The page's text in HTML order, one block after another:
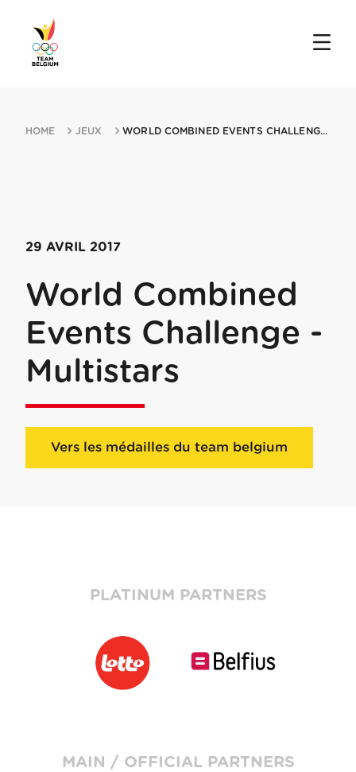
HOME JEUX WORLD COMBINED EVENTS CHALLENGE MIN MULTISTARS 29042017 FLORENCE
29 AVRIL 2017
World Combined
Events Challenge -
Multistars
Vers les médailles du team belgium
PLATINUM PARTNERS
MAIN / OFFICIAL PARTNERS